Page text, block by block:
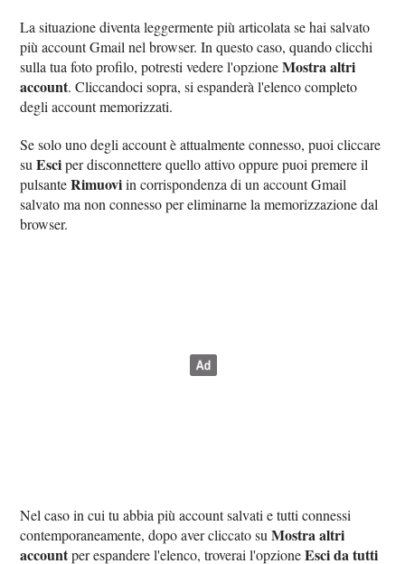
La situazione diventa leggermente più articolata se hai salvato
più account Gmail nel browser. In questo caso, quando clicchi
sulla tua foto profilo, potresti vedere l'opzioneMostra altri
account. Cliccandoci sopra, si espanderà l'elenco completo
degli account memorizzati.
Se solo uno degli account è attualmente connesso, puoi cliccare
suEsciper disconnettere quello attivo oppure puoi premere il
pulsanteRimuoviin corrispondenza di un account Gmail
salvato ma non connesso per eliminarne la memorizzazione dal
browser.
Nel caso in cui tu abbia più account salvati e tutti connessi
contemporaneamente, dopo aver cliccato suMostra altri
accountper espandere l'elenco, troverai l'opzioneEsci da tutti